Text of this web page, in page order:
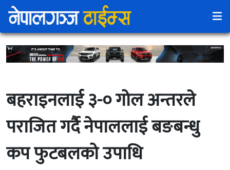
बहराइनलाई ३-० गोल अन्तरले
पराजित गर्दै नेपाललाई बङबन्धु
कप फुटबलको उपाधि